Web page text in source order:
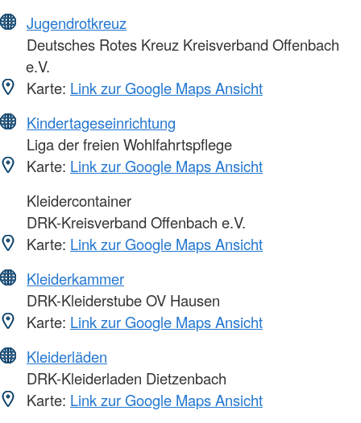
Jugendrotkreuz
Deutsches Rotes Kreuz Kreisverband Offenbach
e.V.
Karte: Link zur Google Maps Ansicht
Kindertageseinrichtung
Liga der freien Wohlfahrtspflege
Karte: Link zur Google Maps Ansicht
Kleidercontainer
DRK-Kreisverband Offenbach e.V.
Karte: Link zur Google Maps Ansicht
Kleiderkammer
DRK-Kleiderstube OV Hausen
Karte: Link zur Google Maps Ansicht
Kleiderläden
DRK-Kleiderladen Dietzenbach
Karte: Link zur Google Maps Ansicht